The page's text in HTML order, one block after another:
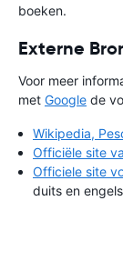
boeken.
Externe
Voor meer
met Google de
Wikipedia,
Officiële site
Officiele site
duits en